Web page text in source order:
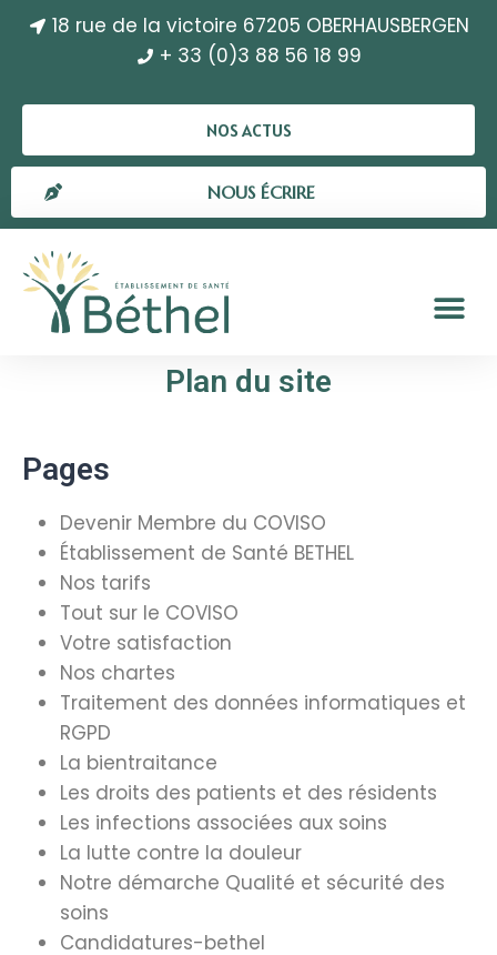
18 rue de la victoire 67205 OBERHAUSBERGEN
+ 33 (0)3 88 56 18 99
NOS ACTUS
NOUS ÉCRIRE
Plan du site
Pages
Devenir Membre du COVISO
Établissement de Santé BETHEL
Nos tarifs
Tout sur le COVISO
Votre satisfaction
Nos chartes
Traitement des données informatiques et
RGPD
La bientraitance
Les droits des patients et des résidents
Les infections associées aux soins
La lutte contre la douleur
Notre démarche Qualité et sécurité des
soins
Candidatures-bethel